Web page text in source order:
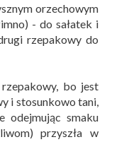
orzechowym
- do sałatek i
rzepakowy do
bo jest
i stosunkowo tani,
odejmując smaku
przyszła w